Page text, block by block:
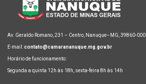
Av. Geraldo Romano, 231 – Centro, Nanuque–MG, 39860-000
E-mail:contato@camarananuque.mg.gov.br
Horário de funcionamento:
Segunda a quinta 12h às 18h, sexta-feira 8h às 14h